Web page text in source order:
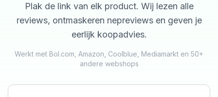
Plak de link van elk product. Wij lezen alle
reviews, ontmaskeren nepreviews en geven je
eerlijk koopadvies.
Werkt met Bol.com, Amazon, Coolblue, Mediamarkt en 50+
andere webshops